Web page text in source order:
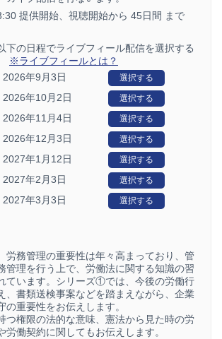
提供開始、 視聴開始から 45日間 まで
下の日程でライブフィール配信を選択する
※ライブフィールとは？
2026年9月3日 選択する
2026年10月2日 選択する
2026年11月4日 選択する
2026年12月3日 選択する
2027年1月12日 選択する
2027年2月3日 選択する
2027年3月3日 選択する
労務管理の重要性は年々高まっており、管
管理を行う上で、労働法に関する知識の習
ています。シリーズ①では、今後の労働行
、書類送検事案などを踏まえながら、企業
の重要性をお伝えします。
つ権限の法的な意味、憲法から見た時の労
労働契約に関してもお伝えします。